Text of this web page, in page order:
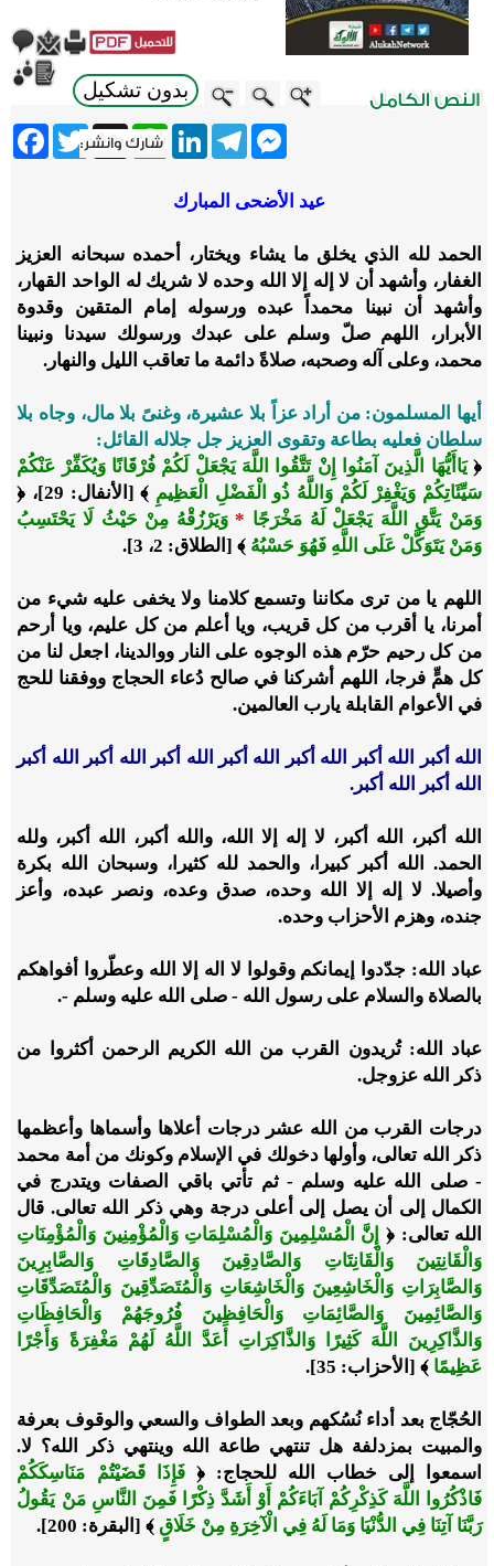
بدون تشكيل
Twitter X
WhatsApp
LinkedInTelegram
Messenger
عيد الأضحى المبارك
الحمد لله الذي يخلق ما يشاء ويختار، أحمده سبحانه العزيز
الغفار، وأشهد أن لا إله إلا الله وحده لا شريك له الواحد القهار،
وأشهد أن نبينا محمداً عبده ورسوله إمام المتقين وقدوة
الأبرار، اللهم صلّ وسلم على عبدك ورسولك سيدنا ونبينا
محمد، وعلى آله وصحبه، صلاةً دائمة ما تعاقب الليل والنهار.
أيها المسلمون: من أراد عزاً بلا عشيرة، وغنىً بلا مال، وجاه بلا
سلطان فعليه بطاعة وتقوى العزيز جل جلاله القائل:
﴿يَاأَيُّهَا الَّذِينَ آمَنُوا إِنْ تَتَّقُوا اللَّهَ يَجْعَلْ لَكُمْ فُرْقَانًا وَيُكَفِّرْ عَنْكُمْ
سَيِّئَاتِكُمْ وَيَغْفِرْ لَكُمْ وَاللَّهُ ذُو الْفَضْلِ الْعَظِيمِ ﴾ [الأنفال: 29]، ﴿
وَمَنْ يَتَّقِ اللَّهَ يَجْعَلْ لَهُ مَخْرَجًا *وَيَرْزُقْهُ مِنْ حَيْثُ لَا يَحْتَسِبُ
وَمَنْ يَتَوَكَّلْ عَلَى اللَّهِ فَهُوَ حَسْبُهُ ﴾ [الطلاق: 2، 3].
اللهم يا من ترى مكاننا وتسمع كلامنا ولا يخفى عليه شيء من
أمرنا، يا أقرب من كل قريب، ويا أعلم من كل عليم، ويا أرحم
من كل رحيم حرّم هذه الوجوه على النار ووالدينا، اجعل لنا من
كل همٍّ فرجا، اللهم أشركنا في صالح دُعاء الحجاج ووفقنا للحج
في الأعوام القابلة يارب العالمين.
الله أكبر الله أكبر الله أكبر الله أكبر الله أكبر الله أكبر الله أكبر
الله أكبر الله أكبر.
الله أكبر، الله أكبر، لا إله إلا الله، والله أكبر، الله أكبر، ولله
الحمد. الله أكبر كبيرا، والحمد لله كثيرا، وسبحان الله بكرة
وأصيلا. لا إله إلا الله وحده، صدق وعده، ونصر عبده، وأعز
جنده، وهزم الأحزاب وحده.
عباد الله: جدّدوا إيمانكم وقولوا لا اله إلا الله وعطّروا أفواهكم
بالصلاة والسلام على رسول الله - صلى الله عليه وسلم -.
عباد الله: تُريدون القرب من الله الكريم الرحمن أكثروا من
ذكر الله عزوجل.
درجات القرب من الله عشر درجات أعلاها وأسماها وأعظمها
ذكر الله تعالى، وأولها دخولك في الإسلام وكونك من أمة محمد
- صلى الله عليه وسلم - ثم تأتي باقي الصفات ويتدرج في
الكمال إلى أن يصل إلى أعلى درجة وهي ذكر الله تعالى. قال
الله تعالى: ﴿ إِنَّ الْمُسْلِمِينَ وَالْمُسْلِمَاتِ وَالْمُؤْمِنِينَ وَالْمُؤْمِنَاتِ
وَالْقَانِتِينَ وَالْقَانِتَاتِ وَالصَّادِقِينَ وَالصَّادِقَاتِ وَالصَّابِرِينَ
وَالصَّابِرَاتِ وَالْخَاشِعِينَ وَالْخَاشِعَاتِ وَالْمُتَصَدِّقِينَ وَالْمُتَصَدِّقَاتِ
وَالصَّائِمِينَ وَالصَّائِمَاتِ وَالْحَافِظِينَ فُرُوجَهُمْ وَالْحَافِظَاتِ
وَالذَّاكِرِينَ اللَّهَ كَثِيرًا وَالذَّاكِرَاتِ أَعَدَّ اللَّهُ لَهُمْ مَغْفِرَةً وَأَجْرًا
عَظِيمًا ﴾ [الأحزاب: 35].
الحُجّاج بعد أداء نُسُكهم وبعد الطواف والسعي والوقوف بعرفة
والمبيت بمزدلفة هل تنتهي طاعة الله وينتهي ذكر الله؟ لا.
اسمعوا إلى خطاب الله للحجاج: ﴿فَإِذَا قَضَيْتُمْ مَنَاسِكَكُمْ
فَاذْكُرُوا اللَّهَ كَذِكْرِكُمْ آبَاءَكُمْ أَوْ أَشَدَّ ذِكْرًا فَمِنَ النَّاسِ مَنْ يَقُولُ
رَبَّنَا آتِنَا فِي الدُّنْيَا وَمَا لَهُ فِي الْآخِرَةِ مِنْ خَلَاقٍ ﴾ [البقرة: 200].